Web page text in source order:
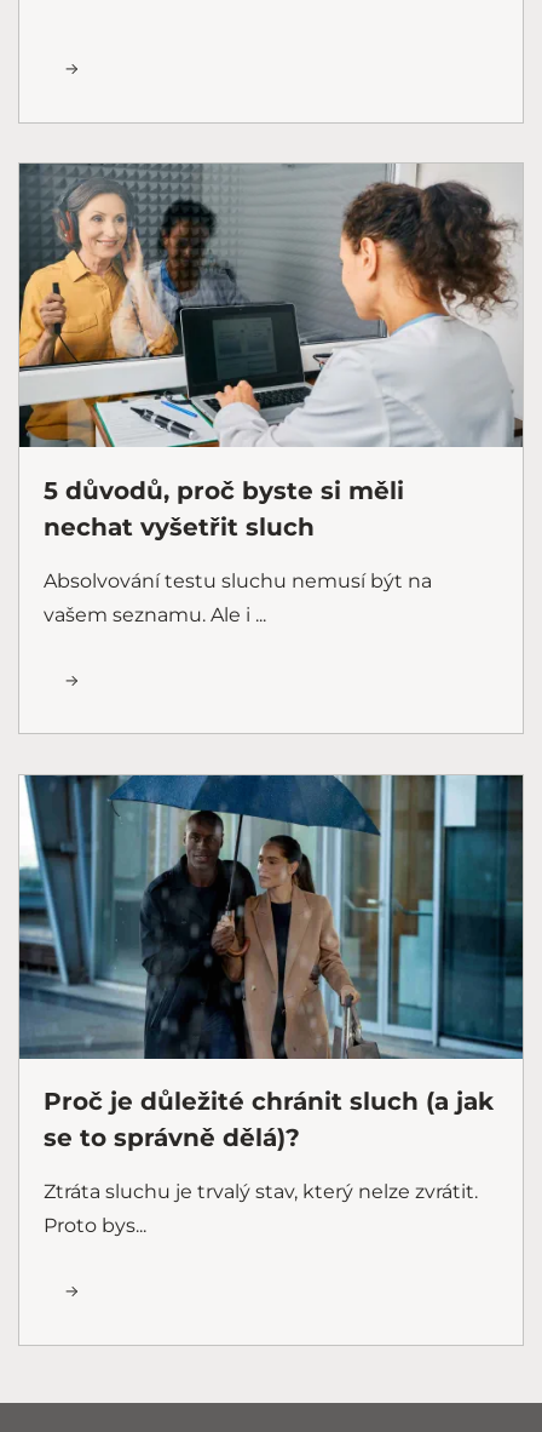
5 důvodů, proč byste si měli
nechat vyšetřit sluch
Absolvování testu sluchu nemusí být na
vašem seznamu. Ale i ...
Proč je důležité chránit sluch (a jak
se to správně dělá)?
Ztráta sluchu je trvalý stav, který nelze zvrátit.
Proto bys...